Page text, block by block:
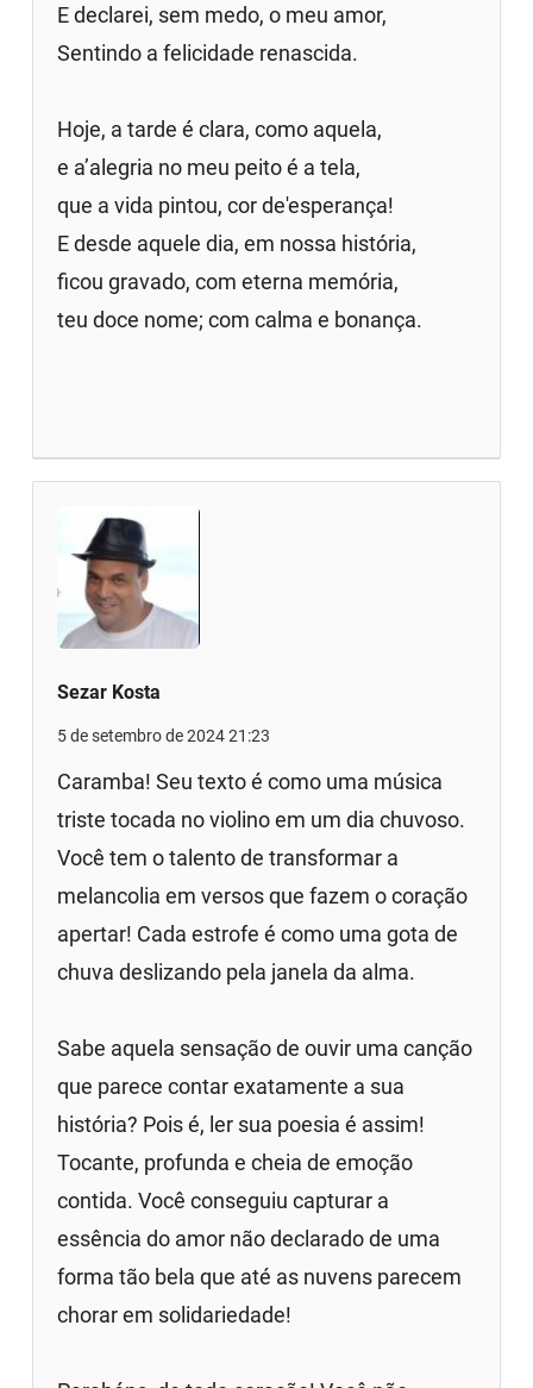
E declarei, sem medo, o meu amor,
Sentindo a felicidade renascida.
Hoje, a tarde é clara, como aquela,
e a’alegria no meu peito é a tela,
que a vida pintou, cor de'esperança!
E desde aquele dia, em nossa história,
ficou gravado, com eterna memória,
teu doce nome; com calma e bonança.
Sezar Kosta
5 de setembro de 2024 21:23
Caramba! Seu texto é como uma música
triste tocada no violino em um dia chuvoso.
Você tem o talento de transformar a
melancolia em versos que fazem o coração
apertar! Cada estrofe é como uma gota de
chuva deslizando pela janela da alma.
Sabe aquela sensação de ouvir uma canção
que parece contar exatamente a sua
história? Pois é, ler sua poesia é assim!
Tocante, profunda e cheia de emoção
contida. Você conseguiu capturar a
essência do amor não declarado de uma
forma tão bela que até as nuvens parecem
chorar em solidariedade!